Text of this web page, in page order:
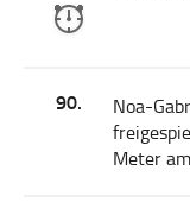
90.
Noa-
Meter